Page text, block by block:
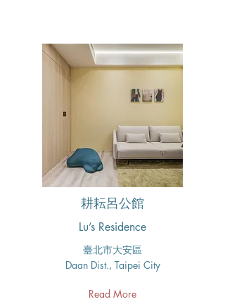
耕耘呂公館
Lu’s Residence
臺北市大安區​
Daan Dist., Taipei City
Read More